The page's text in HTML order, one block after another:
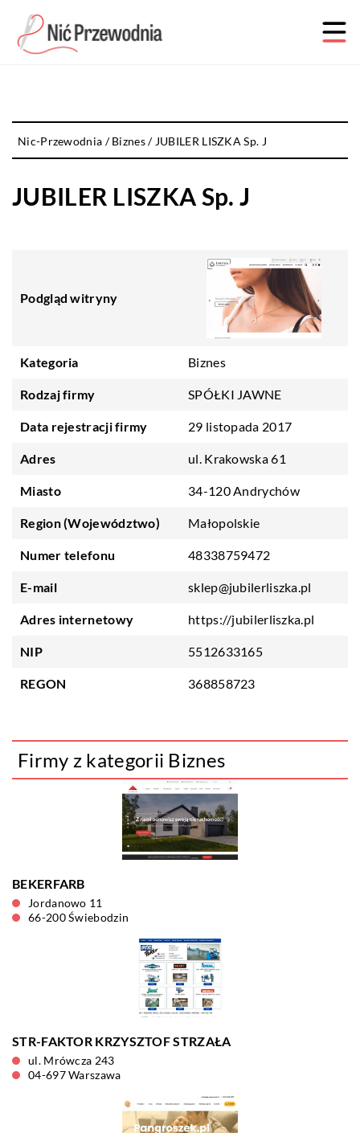
Nic-Przewodnia /Biznes/ JUBILER LISZKA Sp. J
JUBILER LISZKA Sp. J
Podgląd witryny
Kategoria Biznes
Rodzaj firmy SPÓŁKI JAWNE
Data rejestracji firmy 29 listopada 2017
Adres ul. Krakowska 61
Miasto 34-120 Andrychów
Region (Województwo) Małopolskie
Numer telefonu 48338759472
E-mail sklep@jubilerliszka.pl
Adres internetowy https://jubilerliszka.pl
NIP 5512633165
REGON 368858723
Firmy z kategorii Biznes
BEKERFARB
Jordanowo 11
66-200 Świebodzin
STR-FAKTOR KRZYSZTOF STRZAŁA
ul. Mrówcza 243
04-697 Warszawa